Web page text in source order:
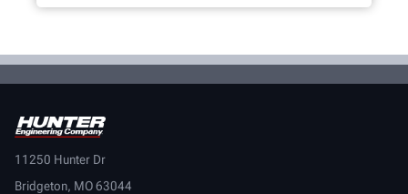
11250 Hunter Dr
Bridgeton, MO 63044